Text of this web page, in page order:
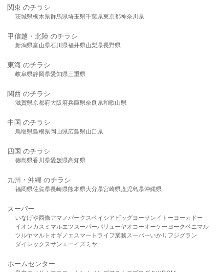
関東 のチラシ
茨城県栃木県群馬県埼玉県千葉県東京都神奈川県
甲信越・北陸 のチラシ
新潟県富山県石川県福井県山梨県長野県
東海 のチラシ
岐阜県静岡県愛知県三重県
関西 のチラシ
滋賀県京都府大阪府兵庫県奈良県和歌山県
中国 のチラシ
鳥取県島根県岡山県広島県山口県
四国 のチラシ
徳島県香川県愛媛県高知県
九州・沖縄 のチラシ
福岡県佐賀県長崎県熊本県大分県宮崎県鹿児島県沖縄県
スーパー
いなげや西條アマノパークスベイシア ビッグヨーサンイトーヨーカドー
イオンカスミ マルエツスーパーバリューヤオコーオーケー ヨークベニマル
ツルヤマルト オギノ エスマート ライフ業務スーパーいかり フジグラン
ダイレックスサンエーイズミヤ
ホームセンター